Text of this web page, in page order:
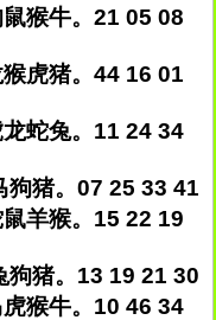
猴牛。21 05 08
虎猪。44 16 01
蛇兔。11 24 34
狗猪。07 25 33 41
羊猴。15 22 19
狗猪。13 19 21 30
猴牛。10 46 34